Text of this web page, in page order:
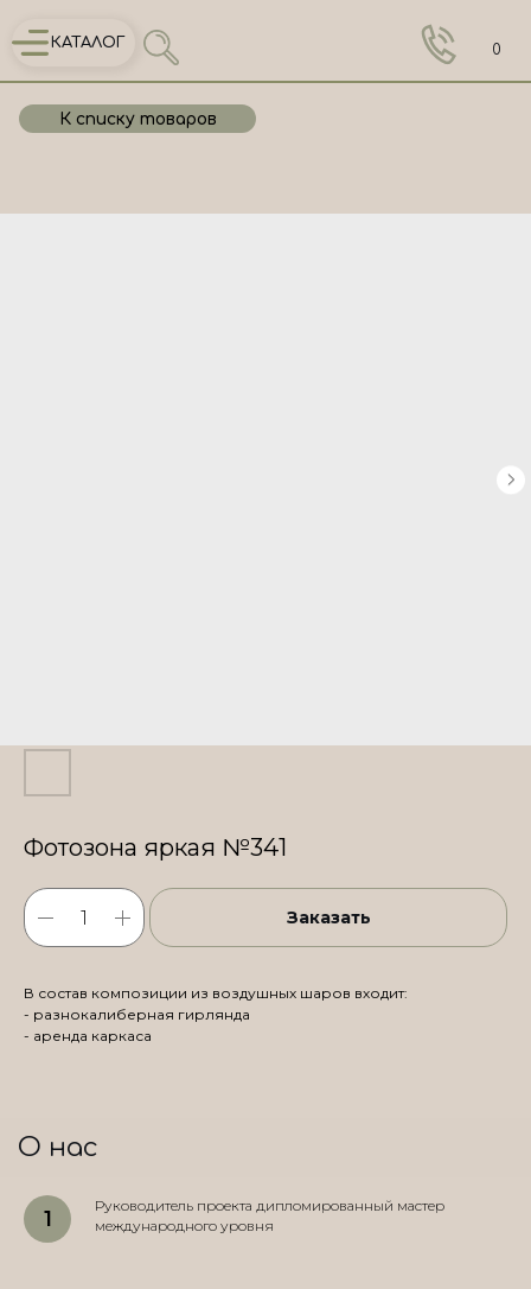
КАТАЛОГ 0
К списку товаров
Фотозона яркая №341
Заказать
В состав композиции из воздушных шаров входит:
- разнокалиберная гирлянда
- аренда каркаса
О нас
Руководитель проекта дипломированный мастер
международного уровня